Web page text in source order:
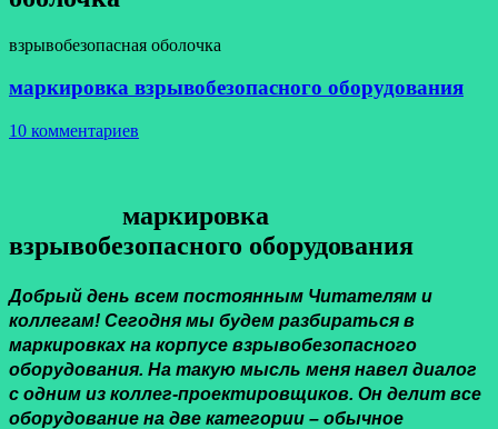
взрывобезопасная оболочка
маркировка взрывобезопасного оборудования
10 комментариев
маркировка
взрывобезопасного оборудования
Добрый день всем постоянным Читателям и
коллегам! Сегодня мы будем разбираться в
маркировках на корпусе взрывобезопасного
оборудования. На такую мысль меня навел диалог
с одним из коллег-проектировщиков. Он делит все
оборудование на две категории – обычное